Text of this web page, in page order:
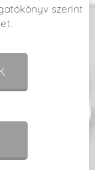
szerint